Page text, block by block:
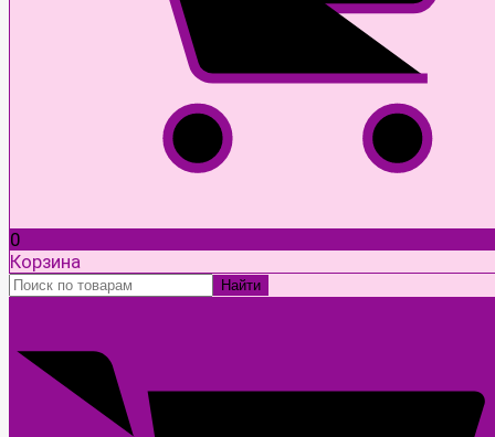
0
Корзина
Найти